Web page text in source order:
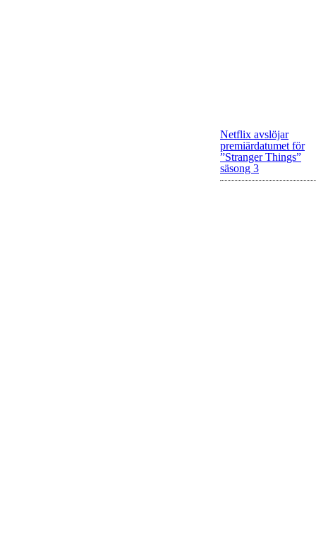
Netflix avslöjar
premiärdatumet för
”Stranger Things”
säsong 3